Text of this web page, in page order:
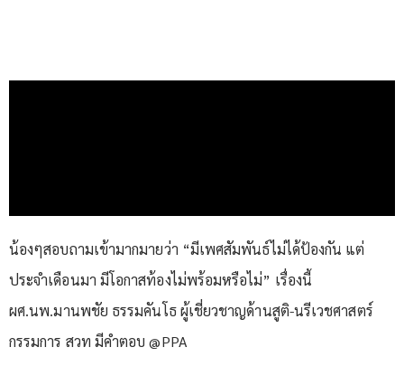
น้องๆสอบถามเข้ามากมายว่า “มีเพศสัมพันธ์ไม่ได้ป้องกัน แต่
ประจำเดือนมา มีโอกาสท้องไม่พร้อมหรือไม่” เรื่องนี้
ผศ.นพ.มานพชัย ธรรมคันโธ ผู้เชี่ยวชาญด้านสูติ-นรีเวชศาสตร์
กรรมการ สวท มีคำตอบ @PPA